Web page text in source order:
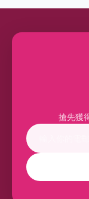
搶先獲